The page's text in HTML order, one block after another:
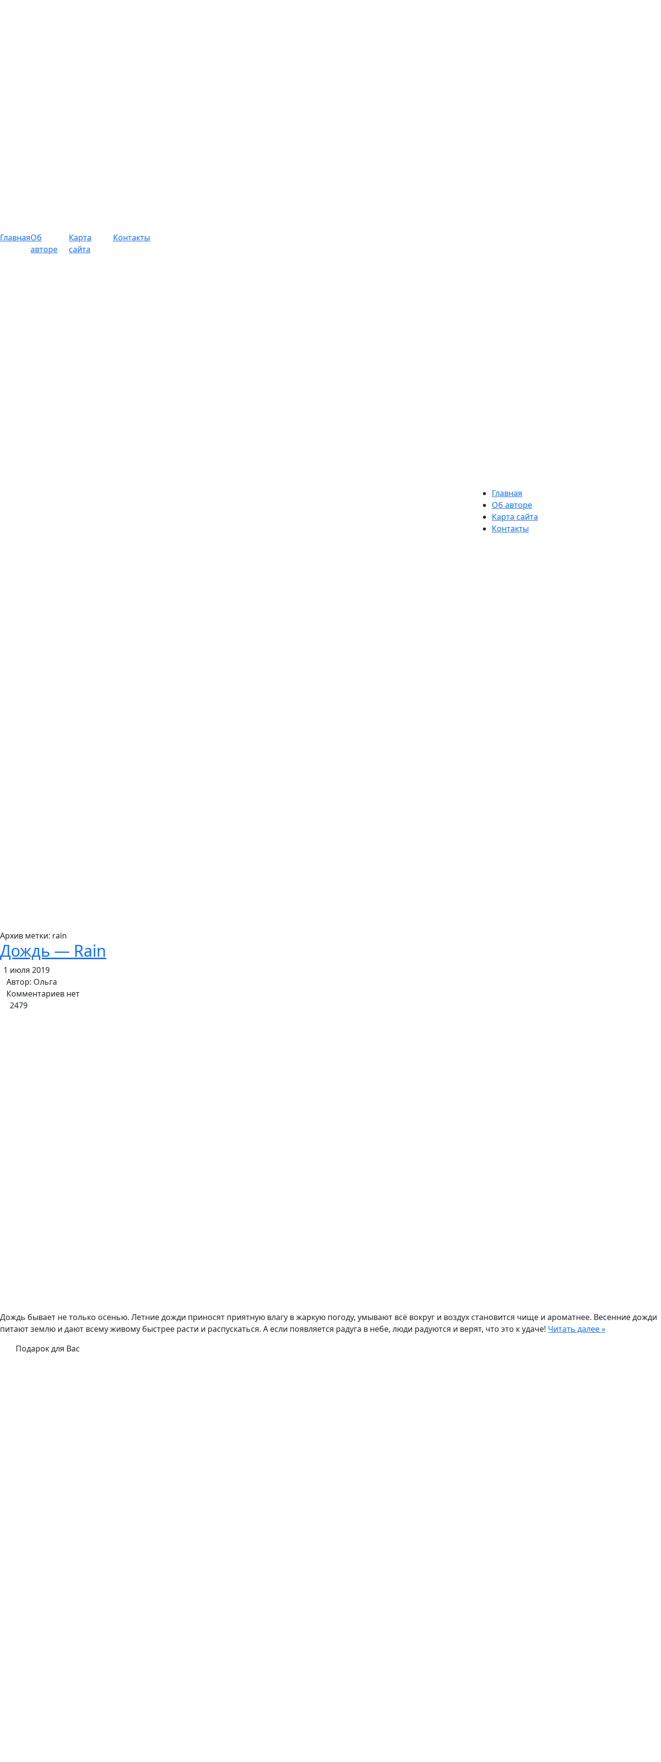
ГлавнаяОб
авторе
Карта
сайта
Контакты
Главная
Об авторе
Карта сайта
Контакты
Архив метки: rain
Дождь — Rain
1 июля 2019
Автор: Ольга
Комментариев нет
2479
Дождь бывает не только осенью. Летние дожди приносят приятную влагу в жаркую погоду, умывают всё вокруг и воздух становится чище и ароматнее. Весенние дожди
питают землю и дают всему живому быстрее расти и распускаться. А если появляется радуга в небе, люди радуются и верят, что это к удаче! Читать далее »
Подарок для Вас